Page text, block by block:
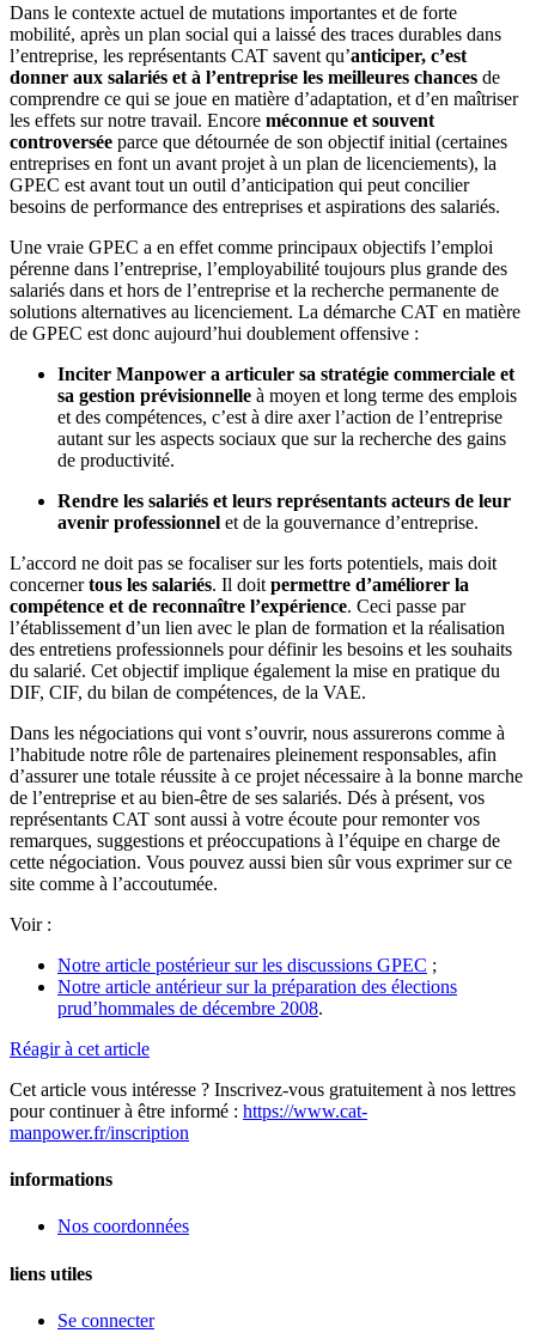
Dans le contexte actuel de mutations importantes et de forte
mobilité, après un plan social qui a laissé des traces durables dans
l’entreprise, les représentants CAT savent qu’anticiper, c’est
donner aux salariés et à l’entreprise les meilleures chances de
comprendre ce qui se joue en matière d’adaptation, et d’en maîtriser
les effets sur notre travail. Encore méconnue et souvent
controversée parce que détournée de son objectif initial (certaines
entreprises en font un avant projet à un plan de licenciements), la
GPEC est avant tout un outil d’anticipation qui peut concilier
besoins de performance des entreprises et aspirations des salariés.
Une vraie GPEC a en effet comme principaux objectifs l’emploi
pérenne dans l’entreprise, l’employabilité toujours plus grande des
salariés dans et hors de l’entreprise et la recherche permanente de
solutions alternatives au licenciement. La démarche CAT en matière
de GPEC est donc aujourd’hui doublement offensive :
Inciter Manpower a articuler sa stratégie commerciale et
sa gestion prévisionnelle à moyen et long terme des emplois
et des compétences, c’est à dire axer l’action de l’entreprise
autant sur les aspects sociaux que sur la recherche des gains
de productivité.
Rendre les salariés et leurs représentants acteurs de leur
avenir professionnel et de la gouvernance d’entreprise.
L’accord ne doit pas se focaliser sur les forts potentiels, mais doit
concernertous les salariés. Il doit permettre d’améliorer la
compétence et de reconnaître l’expérience. Ceci passe par
l’établissement d’un lien avec le plan de formation et la réalisation
des entretiens professionnels pour définir les besoins et les souhaits
du salarié. Cet objectif implique également la mise en pratique du
DIF, CIF, du bilan de compétences, de la VAE.
Dans les négociations qui vont s’ouvrir, nous assurerons comme à
l’habitude notre rôle de partenaires pleinement responsables, afin
d’assurer une totale réussite à ce projet nécessaire à la bonne marche
de l’entreprise et au bien-être de ses salariés. Dés à présent, vos
représentants CAT sont aussi à votre écoute pour remonter vos
remarques, suggestions et préoccupations à l’équipe en charge de
cette négociation. Vous pouvez aussi bien sûr vous exprimer sur ce
site comme à l’accoutumée.
Voir :
Notre article postérieur sur les discussions GPEC ;
Notre article antérieur sur la préparation des élections
prud’hommales de décembre 2008.
Réagir à cet article
Cet article vous intéresse ? Inscrivez-vous gratuitement à nos lettres
pour continuer à être informé : https://www.cat-
manpower.fr/inscription
informations
Nos coordonnées
liens utiles
Se connecter